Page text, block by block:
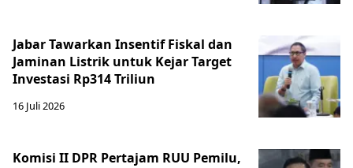
Jabar Tawarkan Insentif Fiskal dan
Jaminan Listrik untuk Kejar Target
Investasi Rp314 Triliun
16 Juli 2026
Komisi II DPR Pertajam RUU Pemilu,